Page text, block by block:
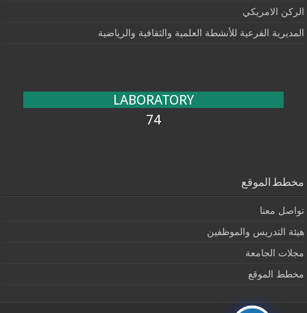
الركن الامريكي
المديرية الفرعية للأنشطة العلمية والثقافية والرياضية
LABORATORY
74
مخطط الموقع
تواصل معنا
هيئة التدريس والموظفين
مجلات الجامعة
مخطط الموقع